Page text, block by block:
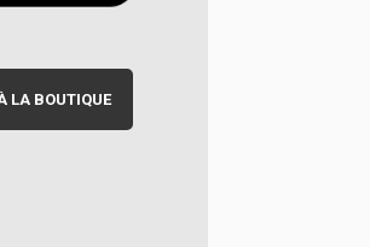
LA BOUTIQUE